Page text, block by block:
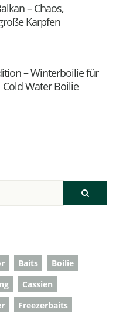
– Chaos,
Karpfen
– Winterboilie für
Water Boilie
Baits
Boilie
Cassien
Freezerbaits